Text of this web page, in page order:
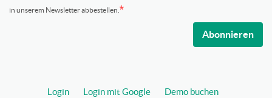
in unserem Newsletter abbestellen.
Abonnieren
Login Login mit Google
Demo buchen